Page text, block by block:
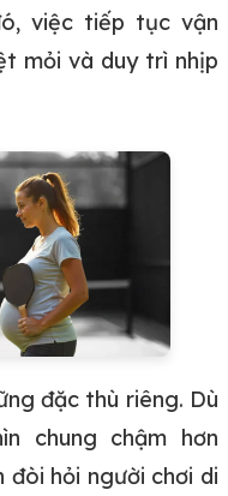
việc tiếp tục vận
mỏi và duy trì nhịp
đặc thù riêng. Dù
chung chậm hơn
hỏi người chơi di